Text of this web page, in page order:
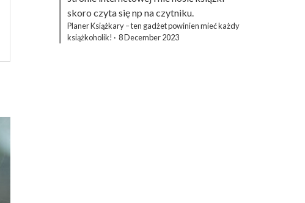
skoro czyta się np na czytniku.
Planer Książkary – ten gadżet powinien mieć każdy
książkoholik! · 8 December 2023